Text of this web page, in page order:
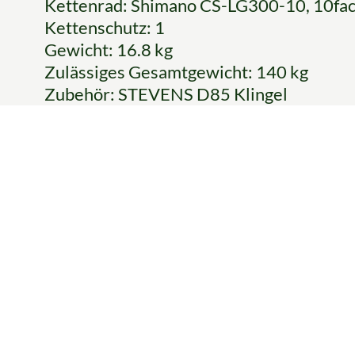
Kettenrad: Shimano CS-LG300-10,
Kettenschutz: 1
Gewicht: 16.8 kg
Zulässiges Gesamtgewicht: 140 kg
Zubehör: STEVENS D85 Klingel